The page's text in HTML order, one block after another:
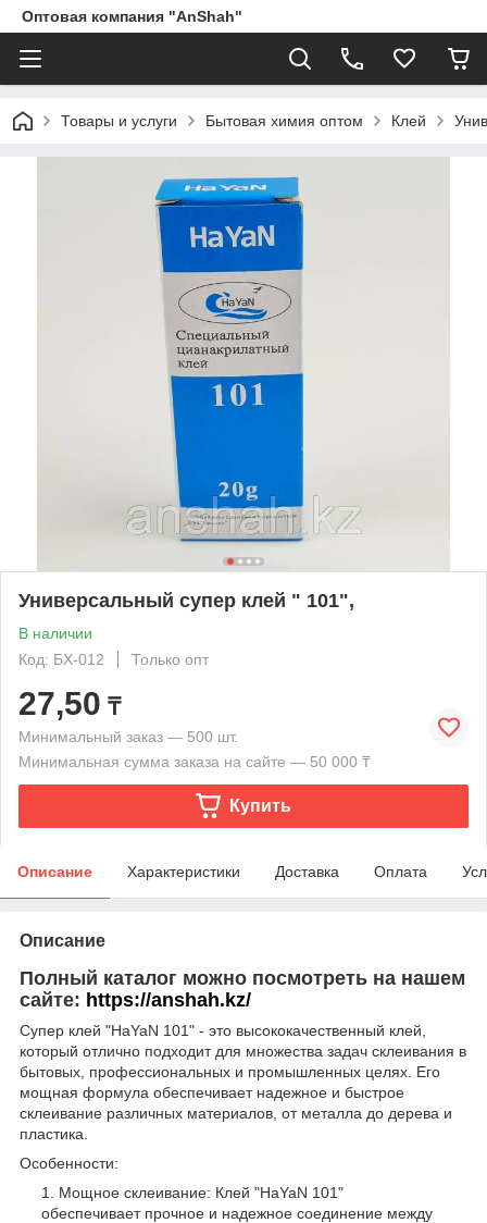
Оптовая компания "AnShah"
Товары и услуги Бытовая химия оптом Клей
Универсальный супер клей " 101",
В наличии
Код: БХ-012
Только опт
27,50 ₸
Минимальный заказ — 500 шт.
Минимальная сумма заказа на сайте — 50 000 ₸
Купить
Описание Характеристики Доставка Оплата
Описание
Полный каталог можно посмотреть на нашем
сайте: https://anshah.kz/
Супер клей "HaYaN 101" - это высококачественный клей,
который отлично подходит для множества задач склеивания в
бытовых, профессиональных и промышленных целях. Его
мощная формула обеспечивает надежное и быстрое
склеивание различных материалов, от металла до дерева и
пластика.
Особенности:
Мощное склеивание: Клей "HaYaN 101"
обеспечивает прочное и надежное соединение между